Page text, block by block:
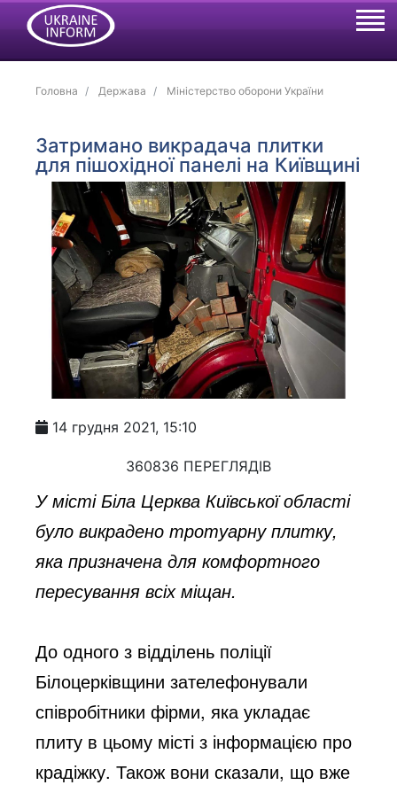
Головна Держава Міністерство оборони України
Затримано викрадача плитки
для пішохідної панелі на Київщині
14 грудня 2021, 15:10
360836 ПЕРЕГЛЯДІВ
У місті Біла Церква Київської області
було викрадено тротуарну плитку,
яка призначена для комфортного
пересування всіх міщан.
До одного з відділень поліції
Білоцерківщини зателефонували
співробітники фірми, яка укладає
плиту в цьому місті з інформацією про
крадіжку. Також вони сказали, що вже